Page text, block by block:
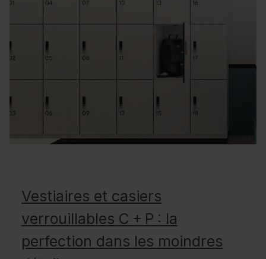
Vestiaires et casiers
verrouillables C + P : la
perfection dans les moindres